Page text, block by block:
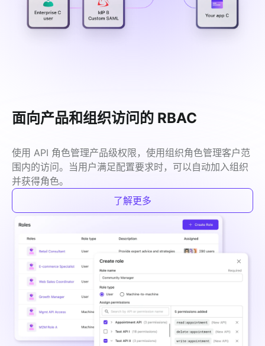
面向产品和组织访问的 RBAC
使用 API 角色管理产品级权限，使用组织角色管理客户范
围内的访问。当用户满足配置要求时，可以自动加入组织
并获得角色。
了解更多